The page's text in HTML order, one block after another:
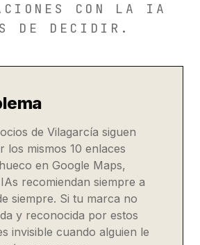
CON LA IA
DE DECIDIR.
de Vilagarcía siguen
los mismos 10 enlaces
en Google Maps,
recomiendan siempre a
siempre. Si tu marca no
y reconocida por estos
invisible cuando alguien le